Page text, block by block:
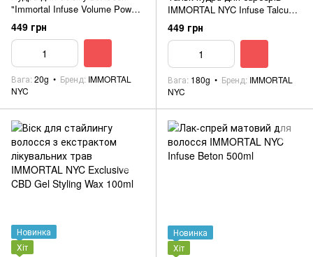
"Immortal Infuse Volume Powder
Wax 20g
449 грн
Вага 20g Бренд IMMORTAL
NYC
IMMORTAL NYC Infuse Talcum
Powder 180g
449 грн
Вага 180g Бренд IMMORTAL
NYC
Новинка
Хіт
Новинка
Хіт